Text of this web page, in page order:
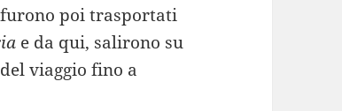
furono poi trasportati
e da qui, salirono su
viaggio fino a